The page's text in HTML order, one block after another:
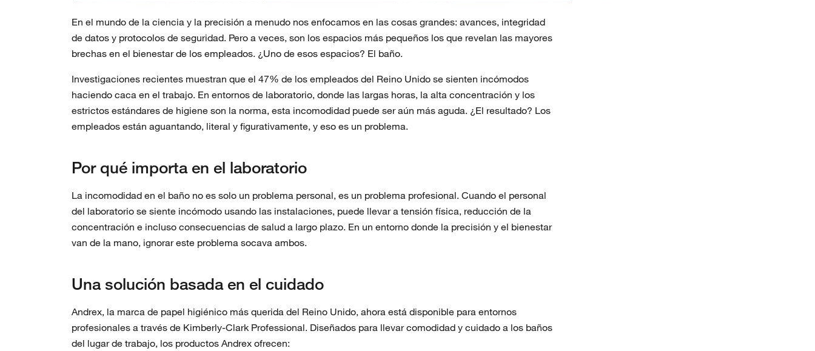
En el mundo de la ciencia y la precisión a menudo nos enfocamos en las cosas grandes: avances, integridad
de datos y protocolos de seguridad. Pero a veces, son los espacios más pequeños los que revelan las mayores
brechas en el bienestar de los empleados. ¿Uno de esos espacios? El baño.
Investigaciones recientes muestran que el 47% de los empleados del Reino Unido se sienten incómodos
haciendo caca en el trabajo. En entornos de laboratorio, donde las largas horas, la alta concentración y los
estrictos estándares de higiene son la norma, esta incomodidad puede ser aún más aguda. ¿El resultado? Los
empleados están aguantando, literal y figurativamente, y eso es un problema.
Por qué importa en el laboratorio
La incomodidad en el baño no es solo un problema personal, es un problema profesional. Cuando el personal
del laboratorio se siente incómodo usando las instalaciones, puede llevar a tensión física, reducción de la
concentración e incluso consecuencias de salud a largo plazo. En un entorno donde la precisión y el bienestar
van de la mano, ignorar este problema socava ambos.
Una solución basada en el cuidado
Andrex, la marca de papel higiénico más querida del Reino Unido, ahora está disponible para entornos
profesionales a través de Kimberly-Clark Professional. Diseñados para llevar comodidad y cuidado a los baños
del lugar de trabajo, los productos Andrex ofrecen: